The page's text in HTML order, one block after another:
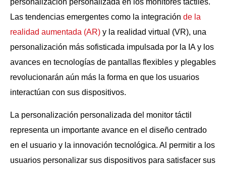
personalización personalizada en los monitores táctiles.
Las tendencias emergentes como la integración de la
realidad aumentada (AR) y la realidad virtual (VR), una
personalización más sofisticada impulsada por la IA y los
avances en tecnologías de pantallas flexibles y plegables
revolucionarán aún más la forma en que los usuarios
interactúan con sus dispositivos.
La personalización personalizada del monitor táctil
representa un importante avance en el diseño centrado
en el usuario y la innovación tecnológica. Al permitir a los
usuarios personalizar sus dispositivos para satisfacer sus